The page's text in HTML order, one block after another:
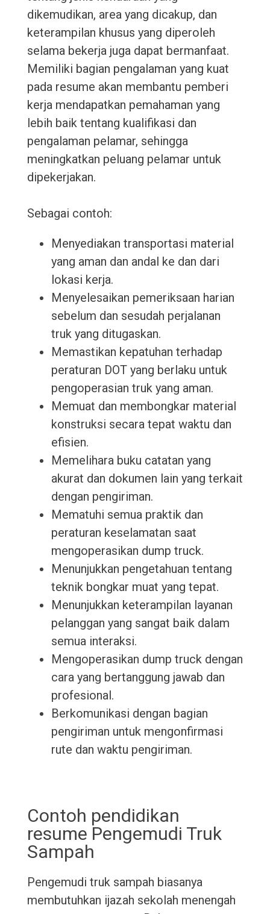
dikemudikan, area yang dicakup, dan
keterampilan khusus yang diperoleh
selama bekerja juga dapat bermanfaat.
Memiliki bagian pengalaman yang kuat
pada resume akan membantu pemberi
kerja mendapatkan pemahaman yang
lebih baik tentang kualifikasi dan
pengalaman pelamar, sehingga
meningkatkan peluang pelamar untuk
dipekerjakan.
Sebagai contoh:
Menyediakan transportasi material
yang aman dan andal ke dan dari
lokasi kerja.
Menyelesaikan pemeriksaan harian
sebelum dan sesudah perjalanan
truk yang ditugaskan.
Memastikan kepatuhan terhadap
peraturan DOT yang berlaku untuk
pengoperasian truk yang aman.
Memuat dan membongkar material
konstruksi secara tepat waktu dan
efisien.
Memelihara buku catatan yang
akurat dan dokumen lain yang terkait
dengan pengiriman.
Mematuhi semua praktik dan
peraturan keselamatan saat
mengoperasikan dump truck.
Menunjukkan pengetahuan tentang
teknik bongkar muat yang tepat.
Menunjukkan keterampilan layanan
pelanggan yang sangat baik dalam
semua interaksi.
Mengoperasikan dump truck dengan
cara yang bertanggung jawab dan
profesional.
Berkomunikasi dengan bagian
pengiriman untuk mengonfirmasi
rute dan waktu pengiriman.
Contoh pendidikan
resume Pengemudi Truk
Sampah
Pengemudi truk sampah biasanya
membutuhkan ijazah sekolah menengah